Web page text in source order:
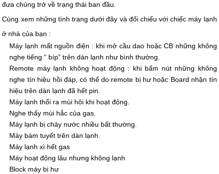
đưa chúng trở về trạng thái ban đầu.
Cùng xem những tình trạng dưới đây và đối chiếu với chiếc máy lạnh
ở nhà của bạn :
Máy lạnh mất nguồn điện : khi mở cầu dao hoặc CB những không
nghe tiếng “ bíp” trên dàn lạnh như bình thường.
Remote máy lạnh không hoạt động : khi bấm nút những không
nghe tín hiệu hồi đáp, có thể do remote bị hư hoặc Board nhận tín
hiệu trên dàn lạnh đã hết pin.
Máy lạnh thổi ra mùi hôi khi hoạt động.
Nghe thấy mùi hắc của gas.
Máy lạnh bị chảy nước nhiều bất thường.
Máy bám tuyết trên dàn lạnh.
Máy lạnh xì hết gas
Máy hoạt động lâu nhưng không lạnh
Block máy bị hư